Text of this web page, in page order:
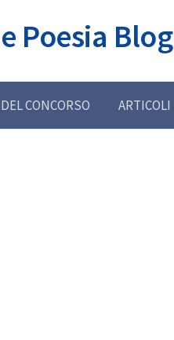
Poesia Blog
CONCORSO ARTICOLI